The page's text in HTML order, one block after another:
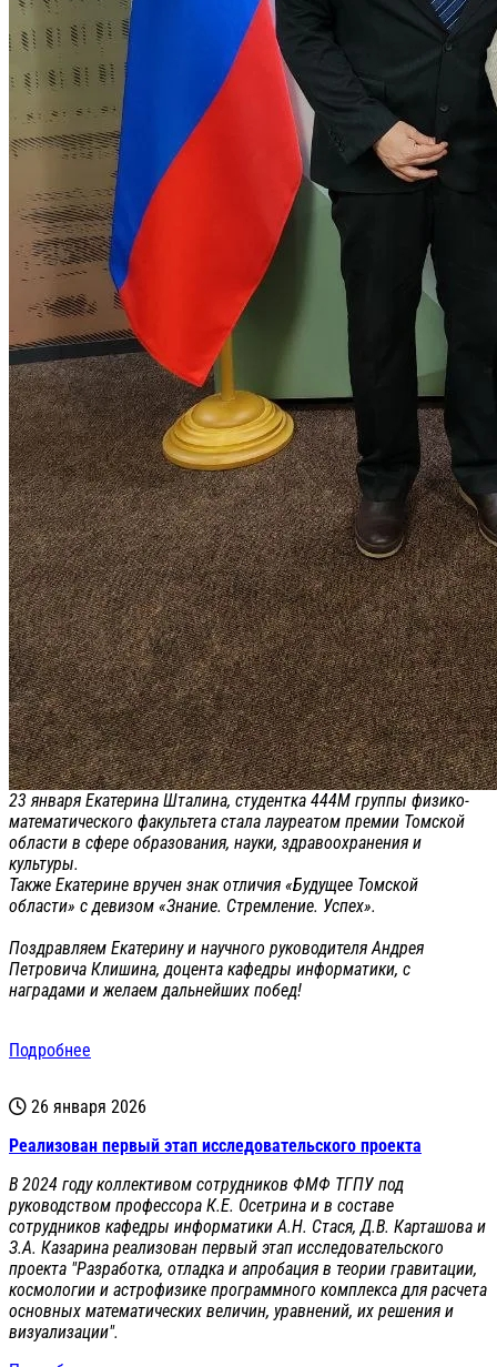
23 января Екатерина Шталина, студентка 444М группы физико-
математического факультета стала лауреатом премии Томской
области в сфере образования, науки, здравоохранения и
культуры.
Также Екатерине вручен знак отличия «Будущее Томской
области» с девизом «Знание. Стремление. Успех».
Поздравляем Екатерину и научного руководителя Андрея
Петровича Клишина, доцента кафедры информатики, с
наградами и желаем дальнейших побед!
Подробнее
26 января 2026
Реализован первый этап исследовательского проекта
В 2024 году коллективом сотрудников ФМФ ТГПУ под
руководством профессора К.Е. Осетрина и в составе
сотрудников кафедры информатики А.Н. Стася, Д.В. Карташова и
З.А. Казарина реализован первый этап исследовательского
проекта "Разработка, отладка и апробация в теории гравитации,
космологии и астрофизике программного комплекса для расчета
основных математических величин, уравнений, их решения и
визуализации".